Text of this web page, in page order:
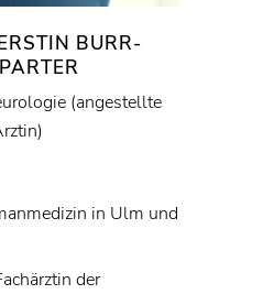
BURR-
(angestellte
in Ulm und
der